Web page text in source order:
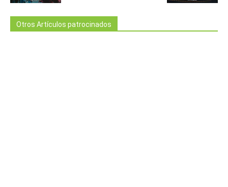
Otros Artículos patrocinados